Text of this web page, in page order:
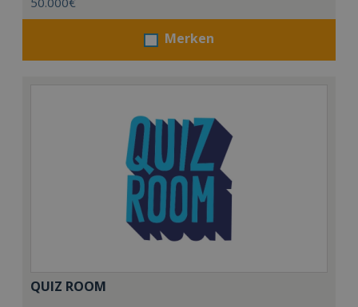
Merken
QUIZ ROOM